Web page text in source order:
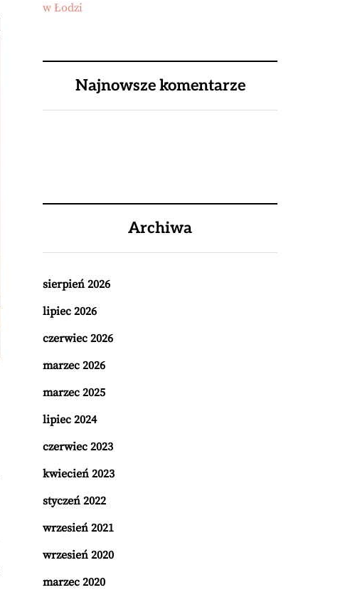
w Łodzi
Najnowsze komentarze
Archiwa
sierpień 2026
lipiec 2026
czerwiec 2026
marzec 2026
marzec 2025
lipiec 2024
czerwiec 2023
kwiecień 2023
styczeń 2022
wrzesień 2021
wrzesień 2020
marzec 2020